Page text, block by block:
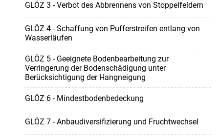
GLÖZ 3 - Verbot des Abbrennens von Stoppelfeldern
GLÖZ 4 - Schaffung von Pufferstreifen entlang von
Wasserläufen
GLÖZ 5 - Geeignete Bodenbearbeitung zur
Verringerung der Bodenschädigung unter
Berücksichtigung der Hangneigung
GLÖZ 6 - Mindestbodenbedeckung
GLÖZ 7 - Anbaudiversifizierung und Fruchtwechsel